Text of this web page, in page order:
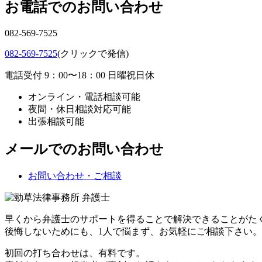
お電話でのお問い合わせ
082-569-7525
082-569-7525(クリックで発信)
電話受付 9：00〜18：00 日曜祝日休
オンライン・電話相談可能
夜間・休日相談対応可能
出張相談可能
メールでのお問い合わせ
お問い合わせ・ご相談
早くから弁護士のサポートを得ることで解決できることがた
後悔しないためにも、1人で悩まず、お気軽にご相談下さい。
初回の打ち合わせは、有料です。